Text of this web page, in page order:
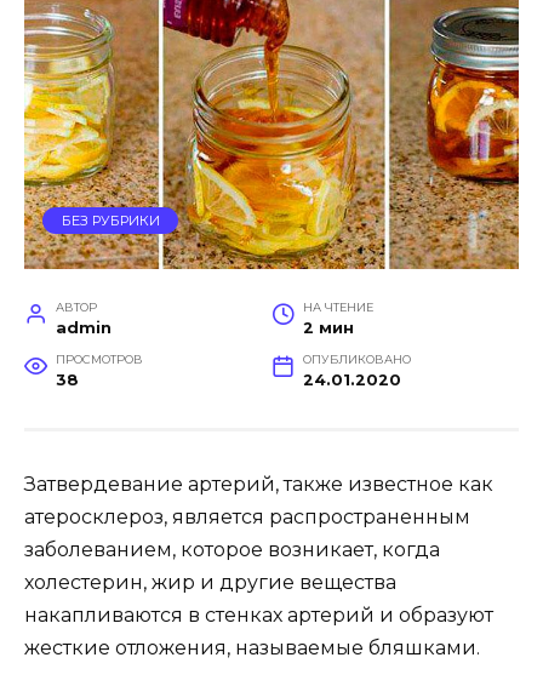
БЕЗ РУБРИКИ
АВТОР
admin
НА ЧТЕНИЕ
2 мин
ПРОСМОТРОВ
38
ОПУБЛИКОВАНО
24.01.2020
Затвердевание артерий, также известное как
атеросклероз, является распространенным
заболеванием, которое возникает, когда
холестерин, жир и другие вещества
накапливаются в стенках артерий и образуют
жесткие отложения, называемые бляшками.